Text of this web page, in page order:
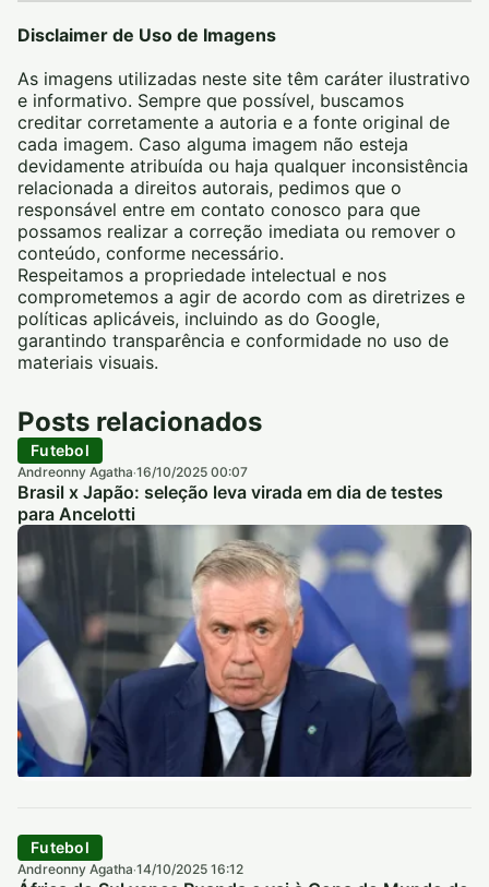
Disclaimer de Uso de Imagens
As imagens utilizadas neste site têm caráter ilustrativo
e informativo. Sempre que possível, buscamos
creditar corretamente a autoria e a fonte original de
cada imagem. Caso alguma imagem não esteja
devidamente atribuída ou haja qualquer inconsistência
relacionada a direitos autorais, pedimos que o
responsável entre em contato conosco para que
possamos realizar a correção imediata ou remover o
conteúdo, conforme necessário.
Respeitamos a propriedade intelectual e nos
comprometemos a agir de acordo com as diretrizes e
políticas aplicáveis, incluindo as do Google,
garantindo transparência e conformidade no uso de
materiais visuais.
Posts relacionados
Futebol
Andreonny Agatha·16/10/2025 00:07
Brasil x Japão: seleção leva virada em dia de testes
para Ancelotti
Futebol
Andreonny Agatha·14/10/2025 16:12